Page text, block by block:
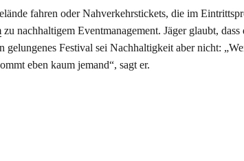
fahren oder Nahverkehrstickets, die im
zu nachhaltigem Eventmanagement. Jäger glaubt, dass
Festival sei Nachhaltigkeit aber nicht:
eben kaum jemand“, sagt er.